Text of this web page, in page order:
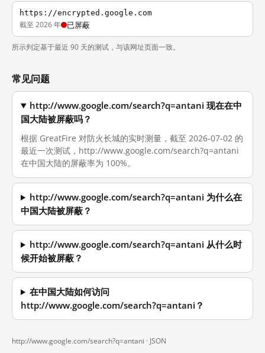
https://encrypted.google.com
截至 2026 年 已屏蔽
所示判定基于最近 90 天的测试，与该网址页面一致。
常见问题
http://www.google.com/search?q=antani 现在在中
国大陆被屏蔽吗？
根据 GreatFire 对防火长城的实时测量，截至 2026-07-02 的
最近一次测试，http://www.google.com/search?q=antani
在中国大陆的屏蔽率为 100%。
http://www.google.com/search?q=antani 为什么在
中国大陆被屏蔽？
http://www.google.com/search?q=antani 从什么时
候开始被屏蔽？
在中国大陆如何访问
http://www.google.com/search?q=antani？
http://www.google.com/search?q=antani · JSON